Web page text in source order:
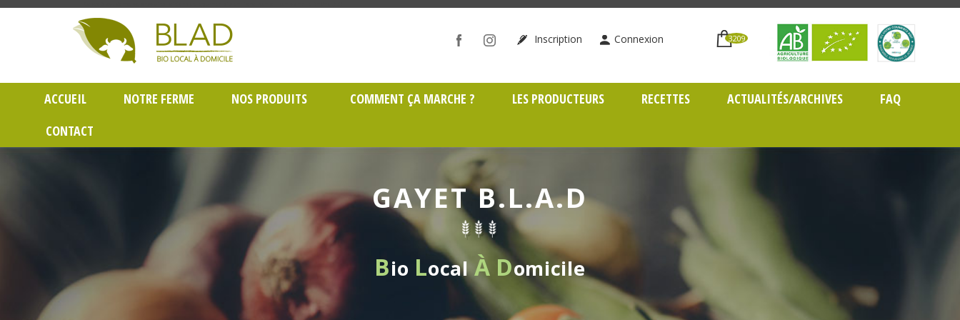
Inscription Connexion 3209
ACCUEIL NOTRE FERME NOS PRODUITS COMMENT ÇA MARCHE ? LES PRODUCTEURS RECETTES ACTUALITÉS/ARCHIVES
FAQ
CONTACT
GAYET B.L.A.D
Bio LocalÀ Domicile